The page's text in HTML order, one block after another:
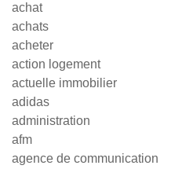
achat
achats
acheter
action logement
actuelle immobilier
adidas
administration
afm
agence de communication